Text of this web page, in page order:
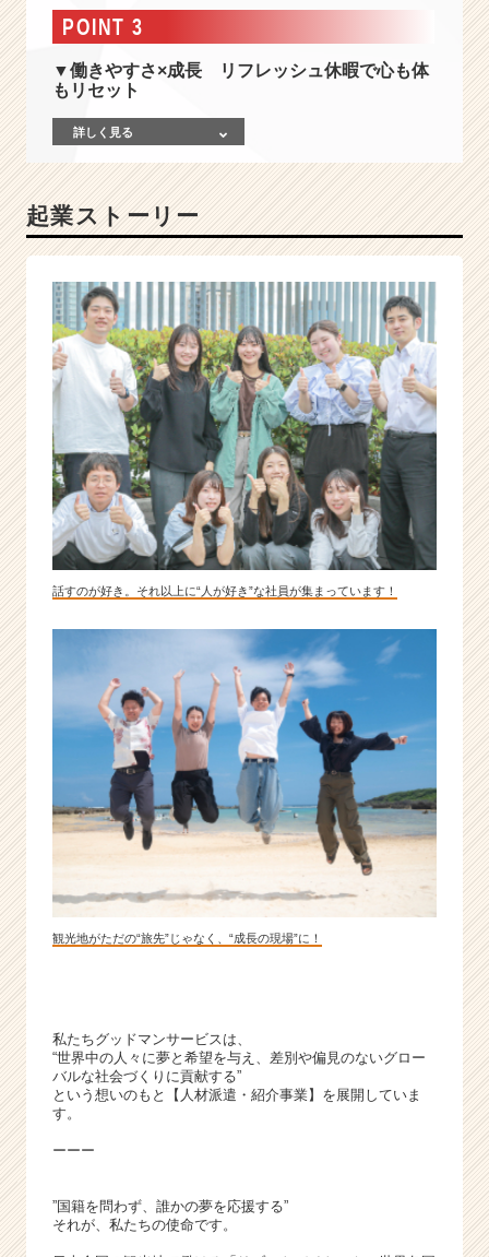
る
番
で
会
社
ベ
ン
チ
ャ
ー・
業
か
ら
ス
カ
ウ
が
く
活
サ
イ
ト
チ
ア
キ
リ
（C
r
C
a
POINT 3
▼働きやすさ×成長 リフレッシュ休暇で心も体
もリセット
詳しく見る
起業ストーリー
話すのが好き。それ以上に“人が好き”な社員が集まっています！
観光地がただの“旅先”じゃなく、“成長の現場”に！
私たちグッドマンサービスは、
“世界中の人々に夢と希望を与え、差別や偏見のないグロー
バルな社会づくりに貢献する”
という想いのもと【人材派遣・紹介事業】を展開していま
す。
ーーー
”国籍を問わず、誰かの夢を応援する”
それが、私たちの使命です。